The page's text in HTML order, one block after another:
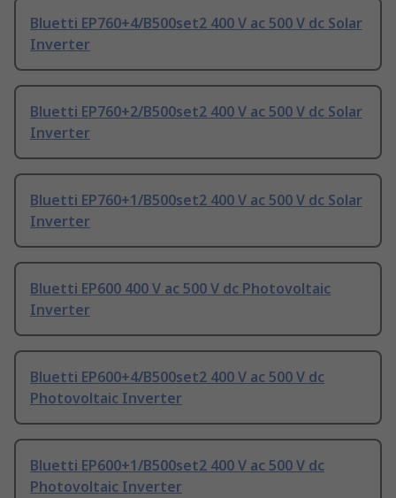
Bluetti EP760+4/B500set2 400 V ac 500 V dc Solar
Inverter
Bluetti EP760+2/B500set2 400 V ac 500 V dc Solar
Inverter
Bluetti EP760+1/B500set2 400 V ac 500 V dc Solar
Inverter
Bluetti EP600 400 V ac 500 V dc Photovoltaic
Inverter
Bluetti EP600+4/B500set2 400 V ac 500 V dc
Photovoltaic Inverter
Bluetti EP600+1/B500set2 400 V ac 500 V dc
Photovoltaic Inverter